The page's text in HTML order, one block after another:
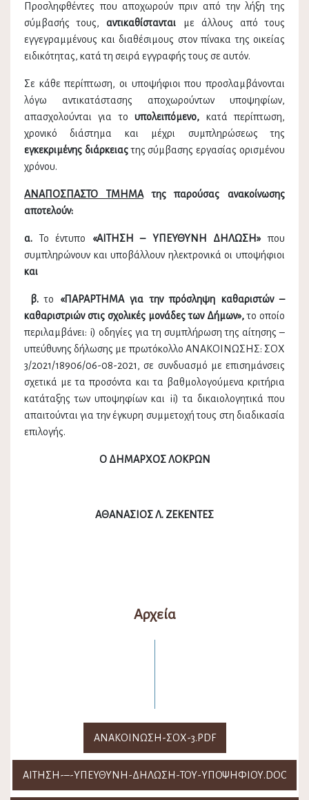
Προσληφθέντες που αποχωρούν πριν από την λήξη της
σύμβασής τους,αντικαθίστανται με άλλους από τους
εγγεγραμμένους και διαθέσιμους στον πίνακα της οικείας
ειδικότητας, κατά τη σειρά εγγραφής τους σε αυτόν.
Σε κάθε περίπτωση, οι υποψήφιοι που προσλαμβάνονται
λόγω αντικατάστασης αποχωρούντων υποψηφίων,
απασχολούνται για τουπολειπόμενο, κατά περίπτωση,
χρονικό διάστημα και μέχρι συμπληρώσεως της
εγκεκριμένης διάρκειαςτης σύμβασης εργασίας ορισμένου
χρόνου.
ΑΝΑΠΟΣΠΑΣΤΟ ΤΜΗΜΑτης παρούσας ανακοίνωσης
αποτελούν:
α. Το έντυπο «ΑΙΤΗΣΗ – ΥΠΕΥΘΥΝΗ ΔΗΛΩΣΗ» που
συμπληρώνουν και υποβάλλουν ηλεκτρονικά οι υποψήφιοι
και
β.το «ΠΑΡΑΡΤΗΜΑ για την πρόσληψη καθαριστών –
καθαριστριών στις σχολικές μονάδες των Δήμων»,το οποίο
περιλαμβάνει: i) οδηγίες για τη συμπλήρωση της αίτησης –
υπεύθυνης δήλωσης με πρωτόκολλο ΑΝΑΚΟΙΝΩΣΗΣ: ΣΟΧ
3/2021/18906/06-08-2021, σε συνδυασμό με επισημάνσεις
σχετικά με τα προσόντα και τα βαθμολογούμενα κριτήρια
κατάταξης των υποψηφίων και ii) τα δικαιολογητικά που
απαιτούνται για την έγκυρη συμμετοχή τους στη διαδικασία
επιλογής.
Ο ΔΗΜΑΡΧΟΣ ΛΟΚΡΩΝ
ΑΘΑΝΑΣΙΟΣ Λ. ΖΕΚΕΝΤΕΣ
Αρχεία
ΑΝΑΚΟΊΝΩΣΗ-ΣΟΧ-3.PDF
ΑΊΤΗΣΗ-–-ΥΠΕΎΘΥΝΗ-ΔΉΛΩΣΗ-ΤΟΥ-ΥΠΟΨΗΦΊΟΥ.DOC